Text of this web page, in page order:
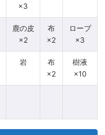
×3
鹿の皮
×2
布
×2
ロープ
×3
岩
布
×2
樹液
×10